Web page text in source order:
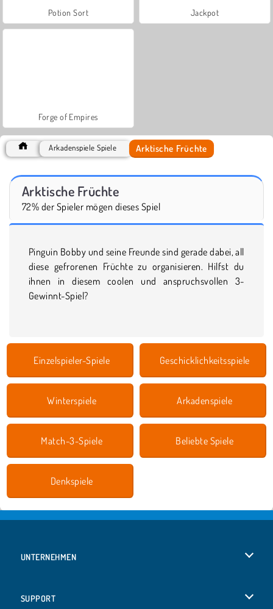
Potion Sort Jackpot
Forge of Empires
Arkadenspiele Spiele Arktische Früchte
Arktische Früchte
72% der Spieler mögen dieses Spiel
Pinguin Bobby und seine Freunde sind gerade dabei, all
diese gefrorenen Früchte zu organisieren. Hilfst du
ihnen in diesem coolen und anspruchsvollen 3-
Gewinnt-Spiel?
Einzelspieler-Spiele Geschicklichkeitsspiele
Winterspiele Arkadenspiele
Match-3-Spiele Beliebte Spiele
Denkspiele
UNTERNEHMEN
SUPPORT